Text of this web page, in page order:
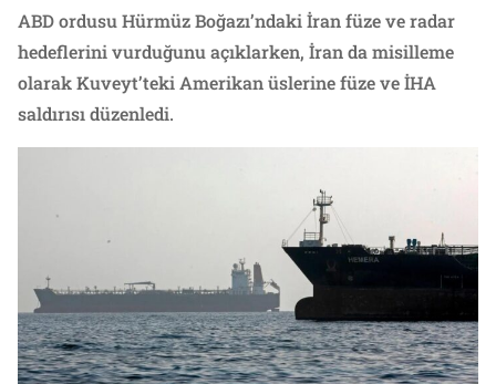
ABD ordusu Hürmüz Boğazı’ndaki İran füze ve radar
hedeflerini vurduğunu açıklarken, İran da misilleme
olarak Kuveyt’teki Amerikan üslerine füze ve İHA
saldırısı düzenledi.